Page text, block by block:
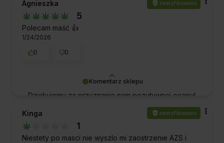
oczekiwania. Doceniamy Twoje wsparcie i mamy
nadzieję, że będziemy mieli przyjemność obsłużyć
Cię ponownie w przyszłości. Zapraszamy
ponownie!
Komentarz sklepu
Dziękujemy za przyznanie nam pozytywnej oceny!
To dla nas ogromne wyróżnienie i motywacja do
dalszej doskonałej obsługi. Pozdrawiamy!
Agnieszka zweryfikowano
5
Polecam maść 👍️
1/24/2026
0
0
Kinga zweryfikowano
1
Niestety po masci nie wyszlo mi zaostrzenie AZS i